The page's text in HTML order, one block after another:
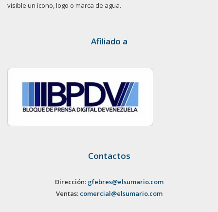
visible un ícono, logo o marca de agua.
Afiliado a
Contactos
Dirección: gfebres@elsumario.com
Ventas: comercial@elsumario.com